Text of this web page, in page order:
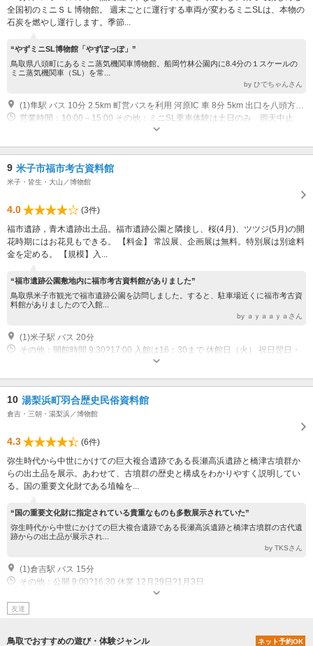
全国初のミニＳＬ博物館。 週末ごとに運行する車両が変わるミニSLは、本物の
石炭を燃やし運行します。季節...
“やずミニSL博物館「やずぽっぽ」”
鳥取県八頭町にあるミニ蒸気機関車博物館。船岡竹林公園内に8.4分の１スケールの
ミニ蒸気機関車（SL）を常...
by ひでちゃんさん
(1)隼駅 バス 10分 2.5km 町営バスを利用 河原IC 車 8分 5km 出口を八頭方面へ進む 船岡出口 車 5分 4km 船岡ランプを降りる
営業時間：10:00～15:00 その他：ミニSL乗車体験は土日のみ 雨天中止
20名以上の予約は平日対応可 休館日：水曜日（ 水曜日が祝日の場合は開
9 米子市福市考古資料館
米子・皆生・大山／博物館
4.0
(3件)
福市遺跡，青木遺跡出土品。福市遺跡公園と隣接し、桜(4月)、ツツジ(5月)の開
花時期にはお花見もできる。 【料金】 常設展、企画展は無料。特別展は別途料
金を定める。 【規模】入...
“福市遺跡公園敷地内に福市考古資料館がありました”
鳥取県米子市観光で福市遺跡公園を訪問しました。すると、駐車場近くに福市考古資
料館がありましたので入館...
by ａｙａａｙａさん
(1)米子駅 バス 20分
その他：開館時間 9:30?17:00 入館は16：30まで 休館日（火） 祝日翌日・
年末年始・展示替えに伴う臨時休館日あり
10 湯梨浜町羽合歴史民俗資料館
倉吉・三朝・湯梨浜／博物館
4.3
(6件)
弥生時代から中世にかけての巨大複合遺跡である長瀬高浜遺跡と橋津古墳群か
らの出土品を展示。あわせて、古墳群の歴史と構成をわかりやすく説明してい
る。国の重要文化財である埴輪を...
“国の重要文化財に指定されている貴重なものも多数展示されていた”
弥生時代から中世にかけての巨大複合遺跡である長瀬高浜遺跡と橋津古墳群の古代遺
跡からの出土品が展示され...
by TKSさん
(1)倉吉駅 バス 15分
その他：公開 9:00?16:30 休業 12月29日?1月3日
友達
鳥取でおすすめの遊び・体験ジャンル ネット予約OK